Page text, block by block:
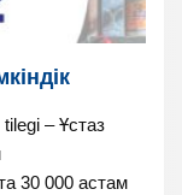
tilegi – Ұстаз
30 000 астам